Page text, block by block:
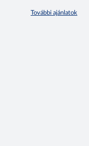
További ajánlatok